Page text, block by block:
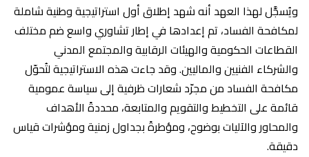
ويُسجَّل لهذا العهد أنه شهد إطلاق أول استراتيجية وطنية شاملة
لمكافحة الفساد، تم إعدادها في إطار تشاوري واسع ضم مختلف
القطاعات الحكومية والهيئات الرقابية والمجتمع المدني
والشركاء الفنيين والماليين. وقد جاءت هذه الاستراتيجية لتُحوّل
مكافحة الفساد من مجرّد شعارات ظرفية إلى سياسة عمومية
قائمة على التخطيط والتقويم والمتابعة، محددةً الأهداف
والمحاور والآليات بوضوح، ومؤطرةً بجداول زمنية ومؤشرات قياس
دقيقة.